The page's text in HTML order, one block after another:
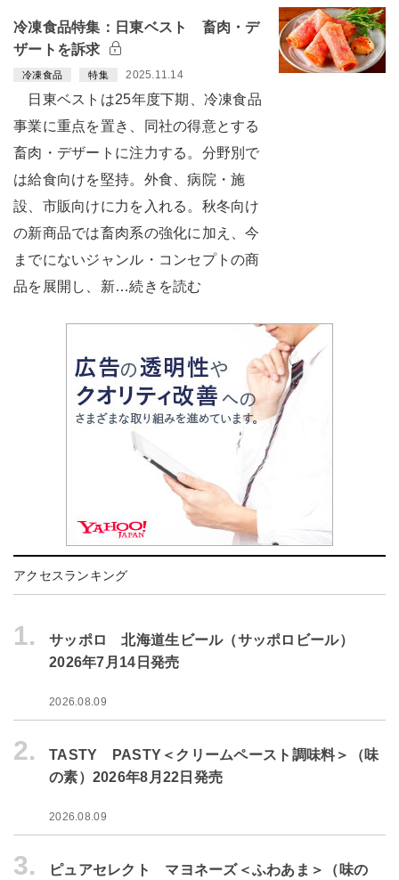
冷凍食品特集：日東ベスト 畜肉・デ
ザートを訴求
冷凍食品 特集 2025.11.14
日東ベストは25年度下期、冷凍食品
事業に重点を置き、同社の得意とする
畜肉・デザートに注力する。分野別で
は給食向けを堅持。外食、病院・施
設、市販向けに力を入れる。秋冬向け
の新商品では畜肉系の強化に加え、今
までにないジャンル・コンセプトの商
品を展開し、新…続きを読む
アクセスランキング
1.
サッポロ 北海道生ビール（サッポロビール）
2026年7月14日発売
2026.08.09
2.
TASTY PASTY＜クリームペースト調味料＞（味
の素）2026年8月22日発売
2026.08.09
3. ピュアセレクト マヨネーズ＜ふわあま＞（味の